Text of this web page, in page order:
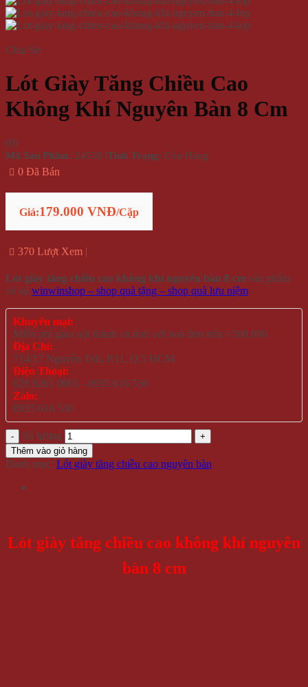
Chia Sẻ:
Lót Giày Tăng Chiều Cao
Không Khí Nguyên Bàn 8 Cm
(0)
Mã Sản Phẩm: 24538 |Tình Trạng: Còn Hàng
0 Đã Bán
Giá:179.000 VNĐ/Cặp
370 Lượt Xem
Lót giày tăng chiều cao không khí nguyên bàn 8 cm sản phẩm
có tại winwinshop – shop quà tặng – shop quà lưu niệm
Khuyến mại:
Miễn phí giao nội thành và tỉnh với hoá đơn trên >500.000
Địa Chỉ:
714/17 Nguyễn Trãi, P.11, Q.5 HCM
Điện Thoại:
028 6261 0065 - 0935 616 536
Zalo:
0935 616 536
Số lượng
Thêm vào giỏ hàng
Danh mục: Lót giày tăng chiều cao nguyên bàn
Lót giày tăng chiều cao không khí nguyên
bàn 8 cm